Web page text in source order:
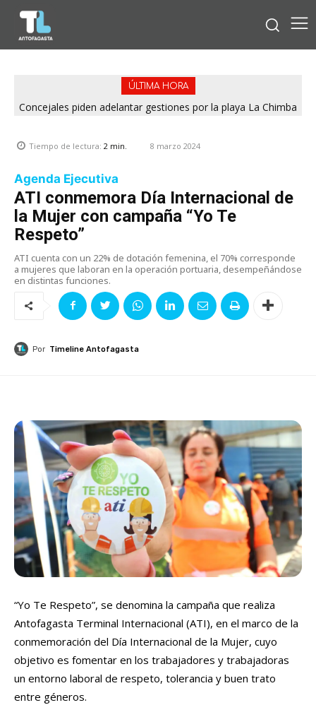
ÚLTIMA HORA
Concejales piden adelantar gestiones por la playa La Chimba
Tiempo de lectura: 2 min. 8 marzo 2024
Agenda Ejecutiva
ATI conmemora Día Internacional de
la Mujer con campaña “Yo Te
Respeto”
ATI cuenta con un 22% de dotación femenina, el 70% corresponde
a mujeres que laboran en la operación portuaria, desempeñándose
en distintas funciones.
Por Timeline Antofagasta
“Yo Te Respeto”, se denomina la campaña que realiza
Antofagasta Terminal Internacional (ATI), en el marco de la
conmemoración del Día Internacional de la Mujer, cuyo
objetivo es fomentar en los trabajadores y trabajadoras
un entorno laboral de respeto, tolerancia y buen trato
entre géneros.